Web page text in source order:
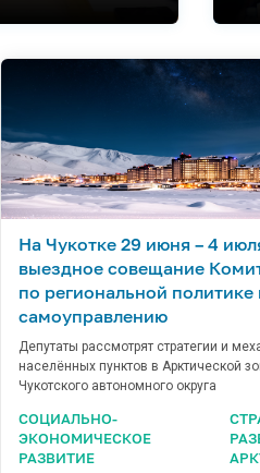
На Чукотке 29 июня – 4
выездное совещание
по региональной
самоуправлению
Депутаты рассмотрят стратегии и
населённых пунктов в Арктической
Чукотского автономного округа
СОЦИАЛЬНО-
ЭКОНОМИЧЕСКОЕ
РАЗВИТИЕ